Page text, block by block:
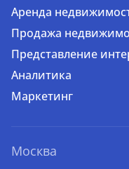
Аренда
Продажа
Представление
Аналитика
Маркетинг
Москва